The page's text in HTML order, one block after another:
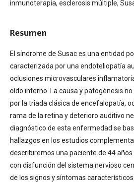
inmunoterapia, esclerosis múltiple,
Resumen
El síndrome de Susac es una entidad
caracterizada por una endoteliopatía
oclusiones microvasculares
oído interno. La causa y patogénesis
por la triada clásica de encefalopatía,
rama de la retina y deterioro auditivo
diagnóstico de esta enfermedad se
hallazgos en los estudios
describiremos una paciente de 44
con disfunción del sistema nervioso
de los signos y síntomas característicos.